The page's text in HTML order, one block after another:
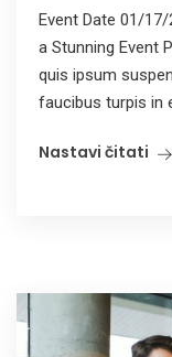
Event Date 01/
a Stunning Event
quis ipsum
faucibus turpis in
Nastavi čitati